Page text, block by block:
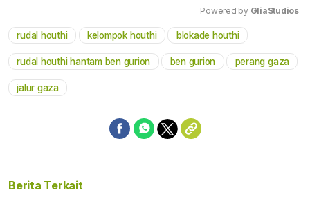
Powered by GliaStudios
rudal houthi kelompok houthi blokade houthi
rudal houthi hantam ben gurion ben gurion perang gaza
jalur gaza
Berita Terkait